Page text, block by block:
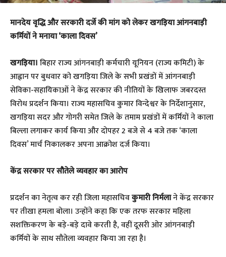
मानदेय वृद्धि और सरकारी दर्जे की मांग को लेकर खगड़िया आंगनबाड़ी
कर्मियों ने मनाया ‘काला दिवस’
खगड़िया।बिहार राज्य आंगनबाड़ी कर्मचारी यूनियन (राज्य कमिटी) के
आह्वान पर बुधवार को खगड़िया जिले के सभी प्रखंडों में आंगनबाड़ी
सेविका-सहायिकाओं ने केंद्र सरकार की नीतियों के खिलाफ जबरदस्त
विरोध प्रदर्शन किया। राज्य महासचिव कुमार विन्देश्वर के निर्देशानुसार,
खगड़िया सदर और गोगरी समेत जिले के तमाम प्रखंडों में कर्मियों ने काला
बिल्ला लगाकर कार्य किया और दोपहर 2 बजे से 4 बजे तक ‘काला
दिवस’ मार्च निकालकर अपना आक्रोश दर्ज किया।
केंद्र सरकार पर सौतेले व्यवहार का आरोप
​प्रदर्शन का नेतृत्व कर रही जिला महासचिवकुमारी निर्मलाने केंद्र सरकार
पर तीखा हमला बोला। उन्होंने कहा कि एक तरफ सरकार महिला
सशक्तिकरण के बड़े-बड़े दावे करती है, वहीं दूसरी ओर आंगनबाड़ी
कर्मियों के साथ सौतेला व्यवहार किया जा रहा है।